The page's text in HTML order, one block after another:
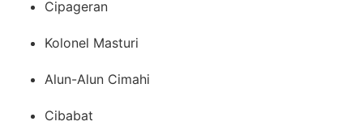
Cipageran
Kolonel Masturi
Alun-Alun Cimahi
Cibabat